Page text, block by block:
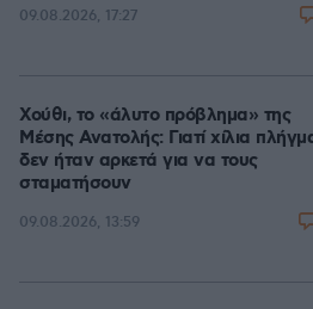
09.08.2026, 17:27
Χούθι, το «άλυτο πρόβλημα» της
Μέσης Ανατολής: Γιατί χίλια
δεν ήταν αρκετά για να τους
σταματήσουν
09.08.2026, 13:59